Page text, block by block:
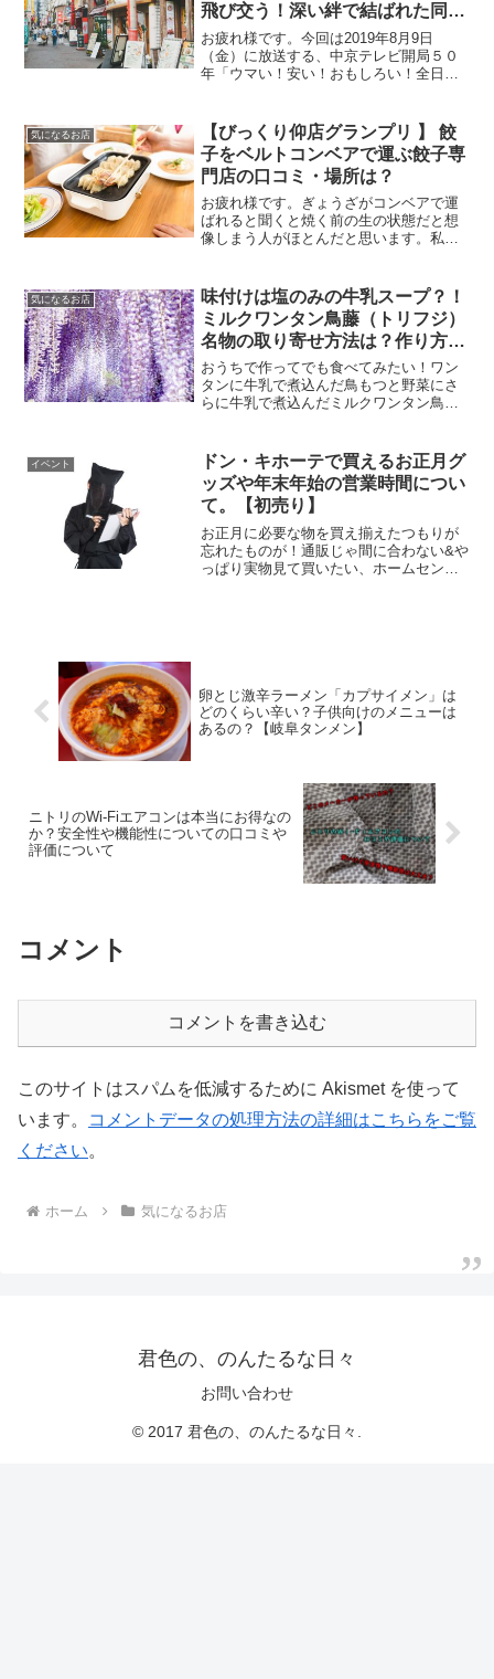
飛び交う！深い絆で結ばれた同級
生と営む中華料理店として紹介さ
れた「大将（たいしょう）」はど
こ？住所は？駐車場は？など調査
お疲れ様です。今回は2019年8月9日
（金）に放送する、中京テレビ開局５０
年「ウマい！安い！おもしろい！全日本
級生と営む中華料理店として紹介された
「大将」さんについて調...
気になるお店
【びっくり仰店グランプリ 】 餃
子をベルトコンベアで運ぶ餃子専
門店の口コミ・場所は？
お疲れ様です。ぎょうざがコンベアで運
ばれると聞くと焼く前の生の状態だと想
像しまう人がほとんだと思います。私も
が目の前に来るなんて、まるでSFの世界
のようと思いますが、こ...
気になるお店
味付けは塩のみの牛乳スープ？！
ミルクワンタン鳥藤（トリフジ）
名物の取り寄せ方法は？作り方
は？【坂上&指原のつぶれない
店】
おうちで作ってでも食べてみたい！ワン
タンに牛乳で煮込んだ鳥もつと野菜にさ
らに牛乳で煮込んだミルクワンタン鳥藤
イベント
ドン・キホーテで買えるお正月グ
ッズや年末年始の営業時間につい
て。【初売り】
お正月に必要な物を買え揃えたつもりが
忘れたものが！通販じゃ間に合わない&や
っぱり実物見て買いたい、ホームセンタ
卵とじ激辛ラーメン「カプサイメン」は
どのくらい辛い？子供向けのメニューは
あるの？【岐阜タンメン】
ニトリのWi-Fiエアコンは本当にお得なの
か？安全性や機能性についての口コミや
評価について
コメント
コメントを書き込む
このサイトはスパムを低減するために Akismet を使って
います。
コメントデータの処理方法の詳細はこちらをご覧
ください。
ホーム 気になるお店
君色の、のんたるな日々
お問い合わせ
© 2017 君色の、のんたるな日々.